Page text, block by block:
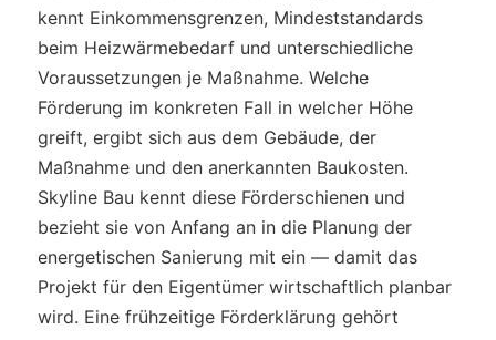
kennt Einkommensgrenzen, Mindeststandards
beim Heizwärmebedarf und unterschiedliche
Voraussetzungen je Maßnahme. Welche
Förderung im konkreten Fall in welcher Höhe
greift, ergibt sich aus dem Gebäude, der
Maßnahme und den anerkannten Baukosten.
Skyline Bau kennt diese Förderschienen und
bezieht sie von Anfang an in die Planung der
energetischen Sanierung mit ein — damit das
Projekt für den Eigentümer wirtschaftlich planbar
wird. Eine frühzeitige Förderklärung gehört